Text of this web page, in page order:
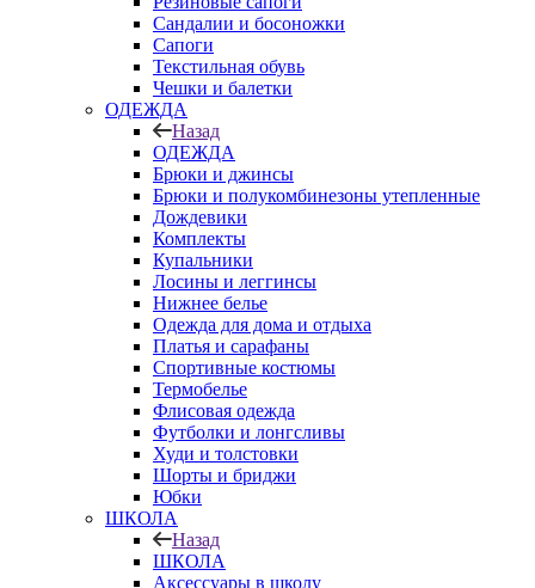
Сандалии и босоножки
Сапоги
Текстильная обувь
Чешки и балетки
ОДЕЖДА
Назад
ОДЕЖДА
Брюки и джинсы
Брюки и полукомбинезоны утепленные
Дождевики
Комплекты
Купальники
Лосины и леггинсы
Нижнее белье
Одежда для дома и отдыха
Платья и сарафаны
Спортивные костюмы
Термобелье
Флисовая одежда
Футболки и лонгсливы
Худи и толстовки
Шорты и бриджи
Юбки
ШКОЛА
Назад
ШКОЛА
Аксессуары в школу